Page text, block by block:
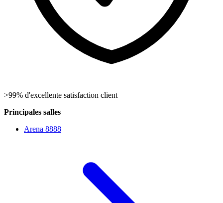
>99% d'excellente satisfaction client
Principales salles
Arena 8888